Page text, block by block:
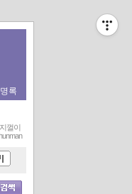
록
껄이